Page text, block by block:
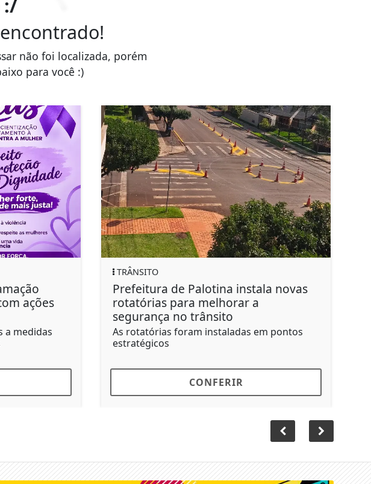
:/
não foi localizada, porém
para você :)
ações
a medidas
TRÂNSITO
Prefeitura de Palotina instala novas
rotatórias para melhorar a
segurança no trânsito
As rotatórias foram instaladas em pontos
estratégicos
CONFERIR